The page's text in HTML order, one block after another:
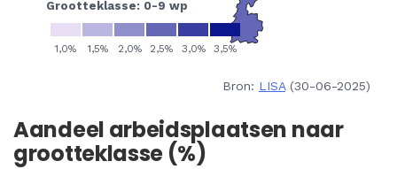
Bron: LISA(30-06-2025)
Aandeel arbeidsplaatsen naar
grootteklasse (%)